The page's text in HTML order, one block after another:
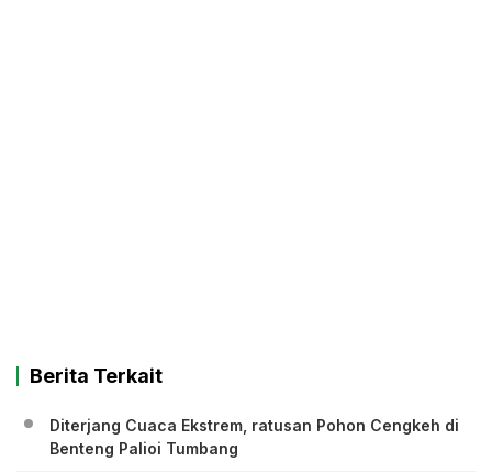
Berita Terkait
Diterjang Cuaca Ekstrem, ratusan Pohon Cengkeh di
Benteng Palioi Tumbang